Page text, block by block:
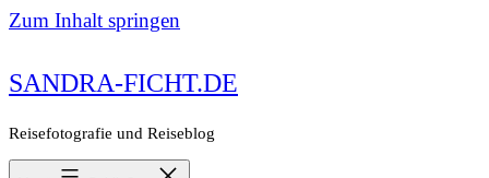
Zum Inhalt springen
SANDRA-FICHT.DE
Reisefotografie und Reiseblog